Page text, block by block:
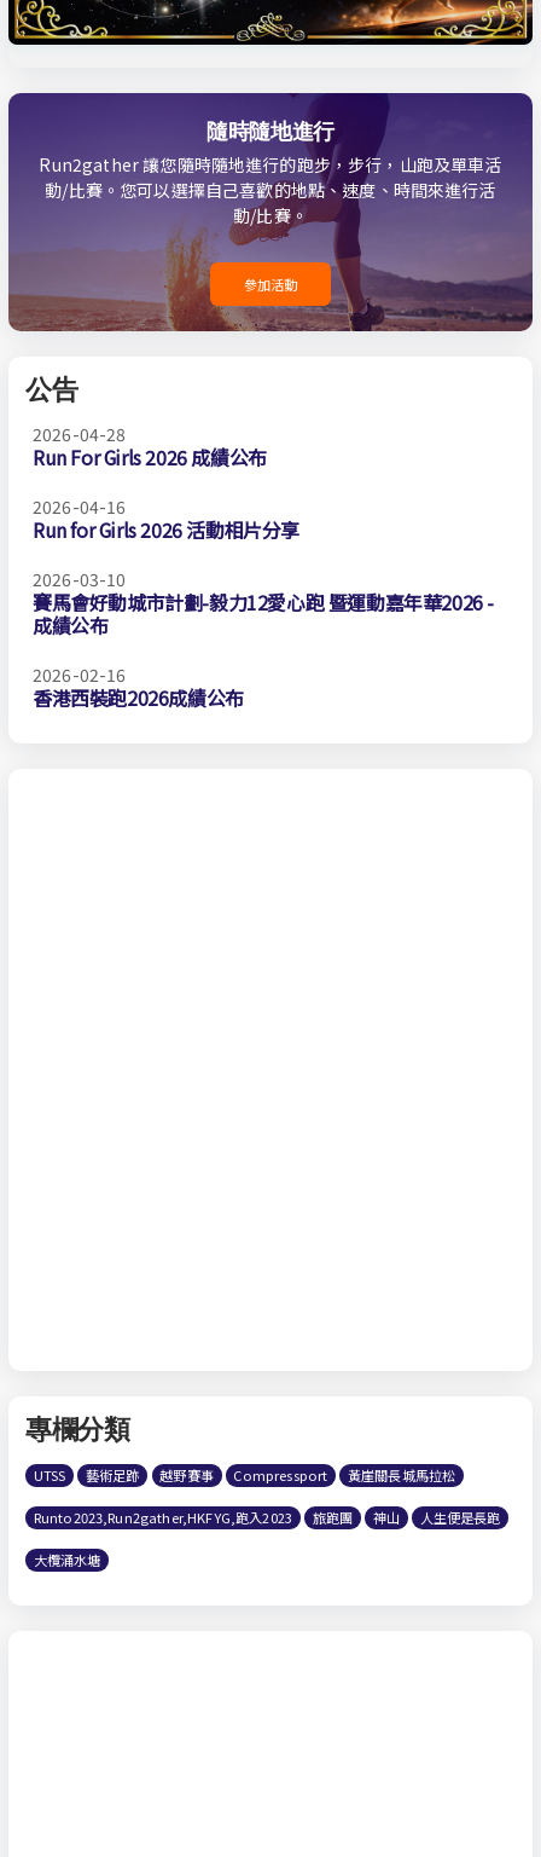
隨時隨地進行
Run2gather 讓您隨時隨地進行的跑步，步行，山跑及單車活
動/比賽。您可以選擇自己喜歡的地點、速度、時間來進行活
動/比賽。
參加活動
公告
2026-04-28
Run For Girls 2026 成績公布
2026-04-16
Run for Girls 2026 活動相片分享
2026-03-10
賽馬會好動城市計劃-毅力12愛心跑 暨運動嘉年華2026 -
成績公布
2026-02-16
香港西裝跑2026成績公布
專欄分類
UTSS 藝術足跡 越野賽事 Compressport 黃崖關長城馬拉松
Runto2023,Run2gather,HKFYG,跑入2023 旅跑團 神山 人生便是長跑
大欖涌水塘